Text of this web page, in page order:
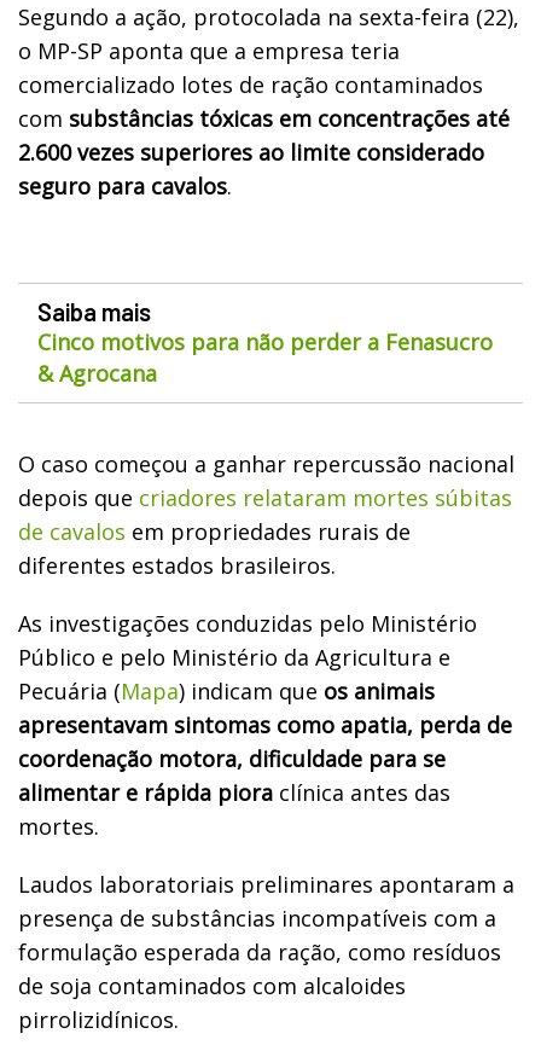
Segundo a ação, protocolada na sexta-feira (22),
o MP-SP aponta que a empresa teria
comercializado lotes de ração contaminados
com substâncias tóxicas em concentrações até
2.600 vezes superiores ao limite considerado
seguro para cavalos.
Saiba mais
Cinco motivos para não perder a Fenasucro
& Agrocana
O caso começou a ganhar repercussão nacional
depois que criadores relataram mortes súbitas
de cavalos em propriedades rurais de
diferentes estados brasileiros.
As investigações conduzidas pelo Ministério
Público e pelo Ministério da Agricultura e
Pecuária (Mapa) indicam que os animais
apresentavam sintomas como apatia, perda de
coordenação motora, dificuldade para se
alimentar e rápida piora clínica antes das
mortes.
Laudos laboratoriais preliminares apontaram a
presença de substâncias incompatíveis com a
formulação esperada da ração, como resíduos
de soja contaminados com alcaloides
pirrolizidínicos.